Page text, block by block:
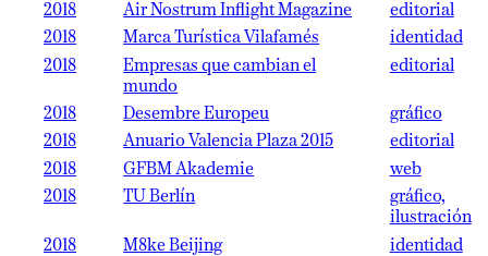
2018
Air Nostrum Inflight Magazine
editorial
2018
Marca Turística Vilafamés
identidad
2018
Empresas que cambian el
mundo
editorial
2018 Desembre Europeu
gráfico
2018
Anuario Valencia Plaza 2015
editorial
2018
GFBM Akademie
web
2018
TU Berlín
gráfico,
ilustración
2018
M8ke Beijing
identidad